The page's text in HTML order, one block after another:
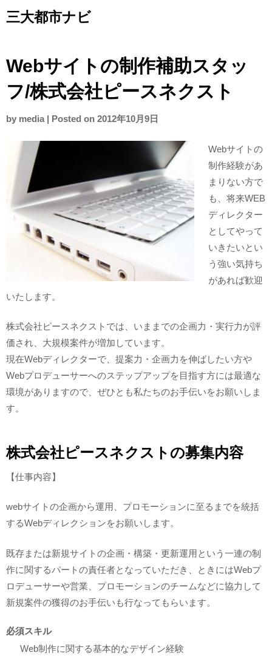
to三大都市ナビ
Webサイトの制作補助スタッ
フ/株式会社ピースネクスト
by media | Posted on 2012年10月9日
Webサイトの
制作経験があ
まりない方で
も、将来WEB
ディレクター
としてやって
いきたいとい
う強い気持ち
があれば歓迎
いたします。
株式会社ピースネクストでは、いままでの企画力・実行力が評
価され、大規模案件が増加しています。
現在Webディレクターで、提案力・企画力を伸ばしたい方や
Webプロデューサーへのステップアップを目指す方には最適な
環境がありますので、ぜひとも私たちのお手伝いをお願いしま
す。
株式会社ピースネクストの募集内容
【仕事内容】
webサイトの企画から運用、プロモーションに至るまでを統括
するWebディレクションをお願いします。
既存または新規サイトの企画・構築・更新運用という一連の制
作に関するパートの責任者となっていただき、ときにはWebプ
ロデューサーや営業、プロモーションのチームなどに協力して
新規案件の獲得のお手伝いも行なってもらいます。
必須スキル
Web制作に関する基本的なデザイン経験